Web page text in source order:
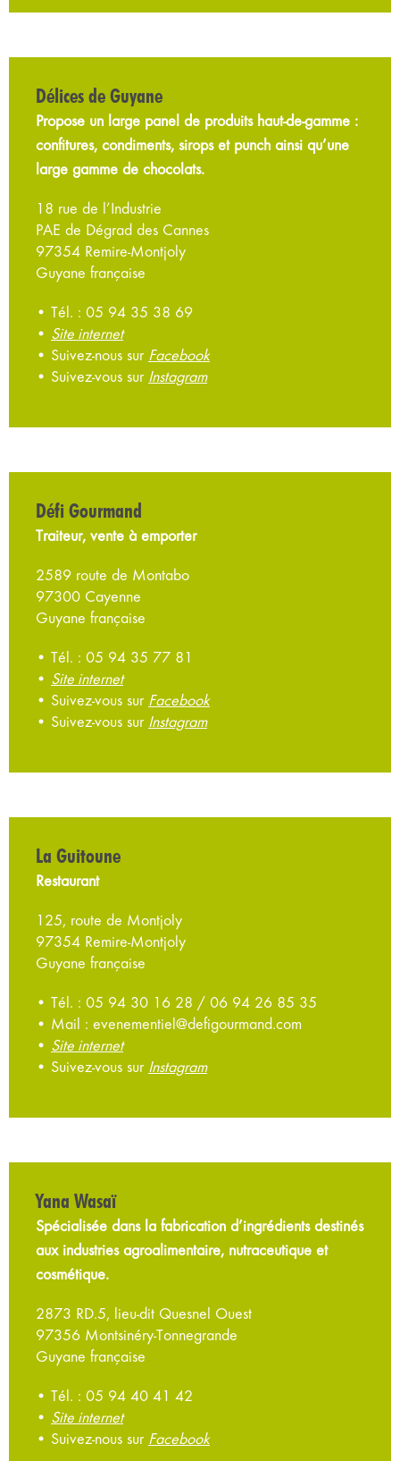
Délices de Guyane
Propose un large panel de produits haut-de-gamme :
confitures, condiments, sirops et punch ainsi qu’une
large gamme de chocolats.
18 rue de l’Industrie
PAE de Dégrad des Cannes
97354 Remire-Montjoly
Guyane française
• Tél. : 05 94 35 38 69
• Site internet
• Suivez-nous sur Facebook
• Suivez-vous sur Instagram
Défi Gourmand
Traiteur, vente à emporter
2589 route de Montabo
97300 Cayenne
Guyane française
• Tél. : 05 94 35 77 81
• Site internet
• Suivez-vous sur Facebook
• Suivez-vous sur Instagram
La Guitoune
Restaurant
125, route de Montjoly
97354 Remire-Montjoly
Guyane française
• Tél. : 05 94 30 16 28 / 06 94 26 85 35
• Mail : evenementiel@defigourmand.com
• Site internet
• Suivez-vous sur Instagram
Yana Wasaï
Spécialisée dans la fabrication d’ingrédients destinés
aux industries agroalimentaire, nutraceutique et
cosmétique.
2873 RD.5, lieu-dit Quesnel Ouest
97356 Montsinéry-Tonnegrande
Guyane française
• Tél. : 05 94 40 41 42
• Site internet
• Suivez-nous sur Facebook